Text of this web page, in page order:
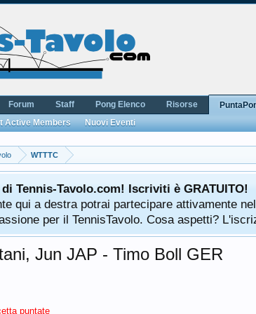
WTTTC
Tennis-Tavolo.com! Iscriviti è GRATUITO!
qui a destra potrai partecipare attivamente
per il TennisTavolo. Cosa aspetti?
Jun JAP - Timo Boll GER
puntate
Forum Staff Pong Elenco Risorse
Active Members Nuovi Eventi